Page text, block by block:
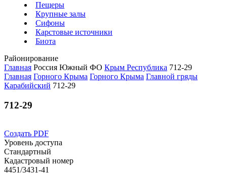
Пещеры
Крупные залы
Сифоны
Карстовые источники
Биота
Районирование
Главная Россия Южный ФО Крым Республика 712-29
Главная Горного Крыма Горного Крыма Главной гряды
Карабийский 712-29
712-29
Создать PDF
Уровень доступа
Стандартный
Кадастровый номер
4451/3431-41